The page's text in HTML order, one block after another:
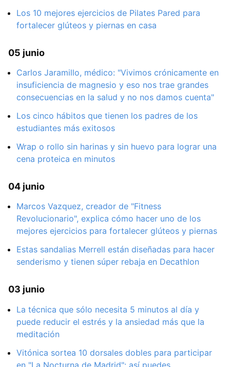
Los 10 mejores ejercicios de Pilates Pared para
fortalecer glúteos y piernas en casa
05 junio
Carlos Jaramillo, médico: "Vivimos crónicamente en
insuficiencia de magnesio y eso nos trae grandes
consecuencias en la salud y no nos damos cuenta"
Los cinco hábitos que tienen los padres de los
estudiantes más exitosos
Wrap o rollo sin harinas y sin huevo para lograr una
cena proteica en minutos
04 junio
Marcos Vazquez, creador de "Fitness
Revolucionario", explica cómo hacer uno de los
mejores ejercicios para fortalecer glúteos y piernas
Estas sandalias Merrell están diseñadas para hacer
senderismo y tienen súper rebaja en Decathlon
03 junio
La técnica que sólo necesita 5 minutos al día y
puede reducir el estrés y la ansiedad más que la
meditación
Vitónica sortea 10 dorsales dobles para participar
en "La Nocturna de Madrid": así puedes